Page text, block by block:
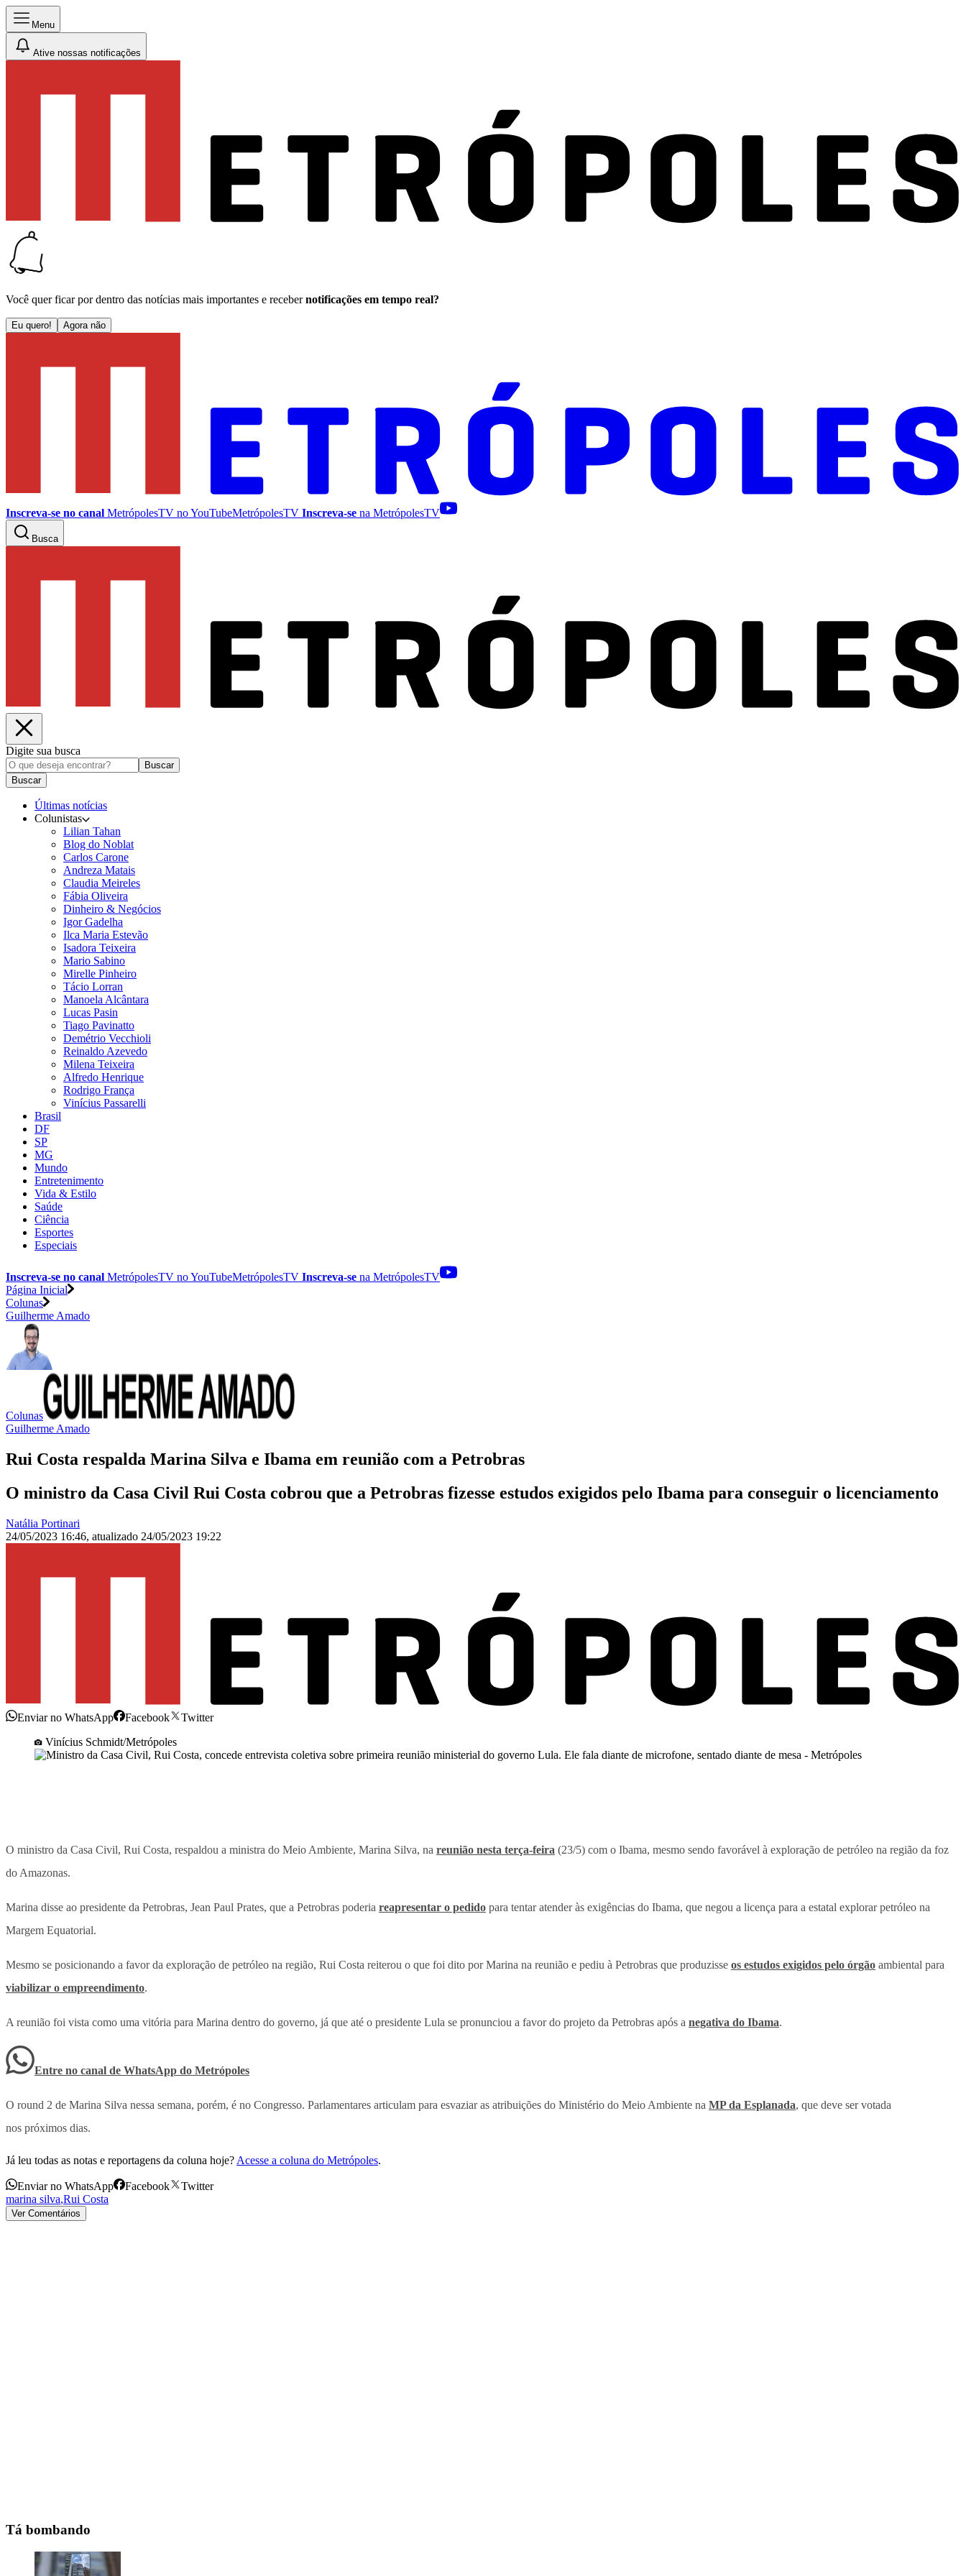
Menu
Ative nossas notificações
Você quer ficar por dentro das notícias mais importantes e receber notificações em tempo real?
Eu quero! Agora não
Inscreva-se no canal MetrópolesTV noYouTubeMetrópolesTV Inscreva-se na MetrópolesTV
Busca
Digite sua busca
Buscar
Buscar
Últimas notícias
Colunistas
Lilian Tahan
Blog do Noblat
Carlos Carone
Andreza Matais
Claudia Meireles
Fábia Oliveira
Dinheiro & Negócios
Igor Gadelha
Ilca Maria Estevão
Isadora Teixeira
Mario Sabino
Mirelle Pinheiro
Tácio Lorran
Manoela Alcântara
Lucas Pasin
Tiago Pavinatto
Demétrio Vecchioli
Reinaldo Azevedo
Milena Teixeira
Alfredo Henrique
Rodrigo França
Vinícius Passarelli
Brasil
DF
SP
MG
Mundo
Entretenimento
Vida & Estilo
Saúde
Ciência
Esportes
Especiais
Inscreva-se no canal MetrópolesTV noYouTubeMetrópolesTV Inscreva-se na MetrópolesTV
Página Inicial
Colunas
Guilherme Amado
Colunas
Guilherme Amado
Rui Costa respalda Marina Silva e Ibama em reunião com a Petrobras
O ministro da Casa Civil Rui Costa cobrou que a Petrobras fizesse estudos exigidos pelo Ibama para conseguir o licenciamento
Natália Portinari
24/05/2023 16:46, atualizado 24/05/2023 19:22
Enviar no WhatsApp Facebook
Twitter
Vinícius Schmidt/Metrópoles
O ministro da Casa Civil, Rui Costa, respaldou a ministra do Meio Ambiente, Marina Silva, na reunião nesta terça-feira (23/5) com o Ibama, mesmo sendo favorável à exploração de petróleo na região da foz
do Amazonas.
Marina disse ao presidente da Petrobras, Jean Paul Prates, que a Petrobras poderia reapresentar o pedido para tentar atender às exigências do Ibama, que negou a licença para a estatal explorar petróleo na
Margem Equatorial.
Mesmo se posicionando a favor da exploração de petróleo na região, Rui Costa reiterou o que foi dito por Marina na reunião e pediu à Petrobras que produzisse os estudos exigidos pelo órgão ambiental para
viabilizar o empreendimento.
A reunião foi vista como uma vitória para Marina dentro do governo, já que até o presidente Lula se pronunciou a favor do projeto da Petrobras após a negativa do Ibama.
Entre no canal de WhatsApp do Metrópoles
O round 2 de Marina Silva nessa semana, porém, é no Congresso. Parlamentares articulam para esvaziar as atribuições do Ministério do Meio Ambiente na MP da Esplanada, que deve ser votada
nos próximos dias.
Já leu todas as notas e reportagens da coluna hoje? Acesse a coluna do Metrópoles.
Enviar no WhatsApp Facebook
Twitter
marina silva,Rui Costa
Ver Comentários
Tá bombando